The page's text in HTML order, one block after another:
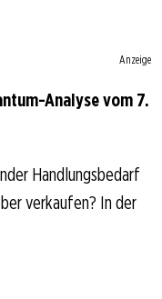
Anzeige
Analyse vom 7.
Handlungsbedarf
verkaufen? In der